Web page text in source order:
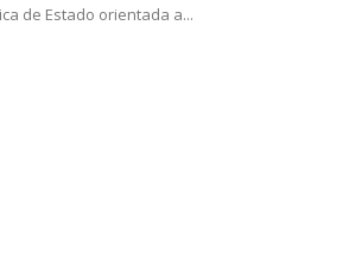
de Estado orientada a...